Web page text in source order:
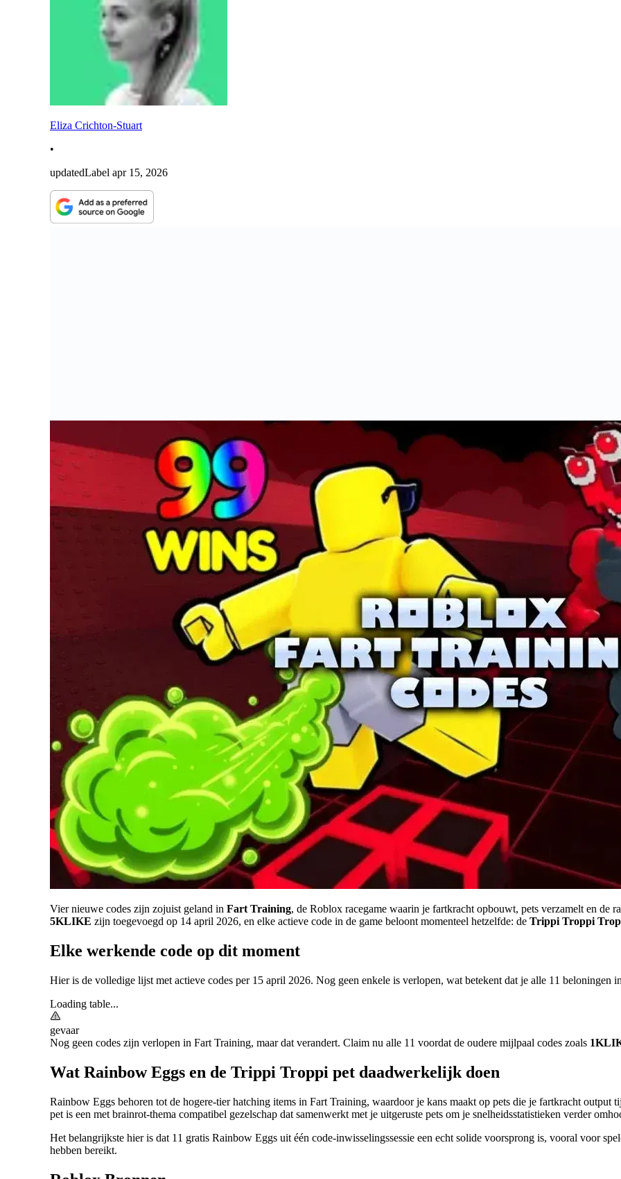
Eliza Crichton-Stuart
•
updatedLabel apr 15, 2026
Vier nieuwe codes zijn zojuist geland in Fart Training, de Roblox racegame waarin je fartkracht opbouwt, pets verzamelt en de
5KLIKE zijn toegevoegd op 14 april 2026, en elke actieve code in de game beloont momenteel hetzelfde: de Trippi Troppi
Elke werkende code op dit moment
Hier is de volledige lijst met actieve codes per 15 april 2026. Nog geen enkele is verlopen, wat betekent dat je alle 11 beloningen
Loading table...
gevaar
Nog geen codes zijn verlopen in Fart Training, maar dat verandert. Claim nu alle 11 voordat de oudere mijlpaal codes zoals
Wat Rainbow Eggs en de Trippi Troppi pet daadwerkelijk doen
Rainbow Eggs behoren tot de hogere-tier hatching items in Fart Training, waardoor je kans maakt op pets die je fartkracht output
pet is een met brainrot-thema compatibel gezelschap dat samenwerkt met je uitgeruste pets om je snelheidsstatistieken verder
Het belangrijkste hier is dat 11 gratis Rainbow Eggs uit één code-inwisselingssessie een echt solide voorsprong is, vooral voor
hebben bereikt.